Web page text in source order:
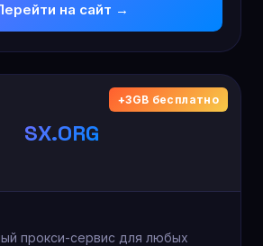
на сайт →
SX.ORG
+3GB бесплатно
прокси-сервис для любых